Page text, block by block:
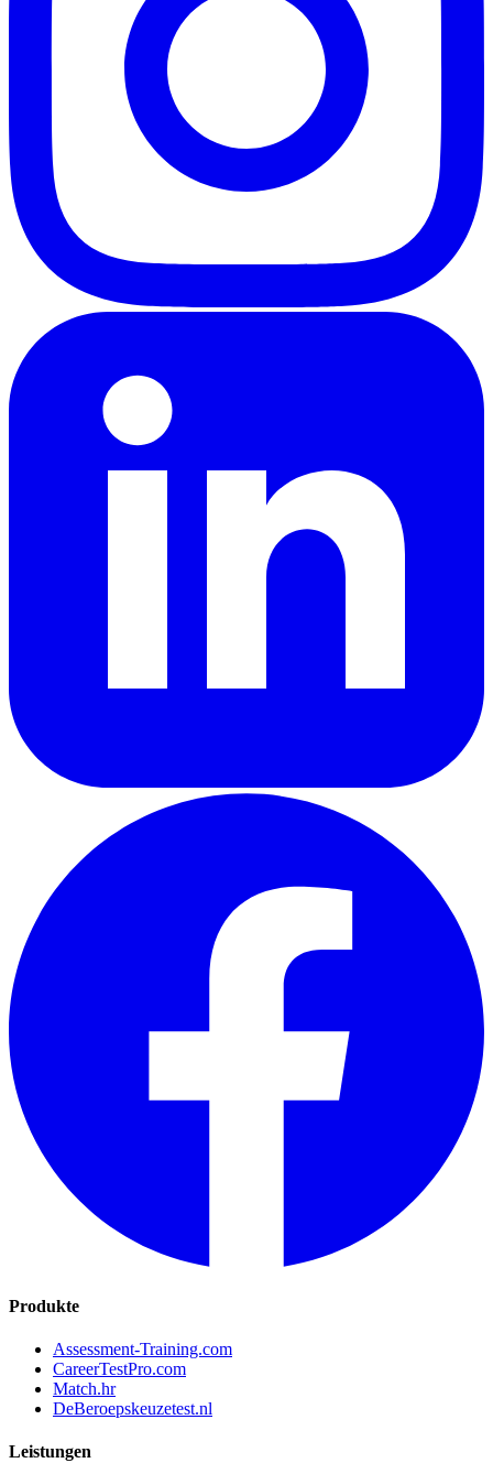
Produkte
Assessment-Training.com
CareerTestPro.com
Match.hr
DeBeroepskeuzetest.nl
Leistungen